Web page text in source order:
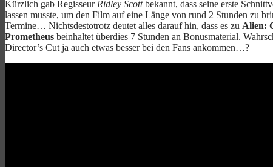
Kürzlich gab Regisseur Ridley Scottbekannt, dass seine erste
lassen musste, um den Film auf eine Länge von rund 2 Stunden zu
Termine… Nichtsdestotrotz deutet alles darauf hin, dass es zu Alien:
Prometheus beinhaltet überdies 7 Stunden an Bonusmaterial.
Director’s Cut ja auch etwas besser bei den Fans ankommen…?